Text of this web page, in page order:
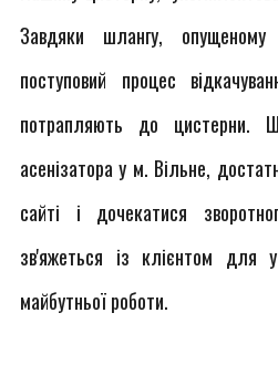
Завдяки шлангу,
поступовий процес
потрапляють до цистерни.
асенізатора у м. Вільне,
сайті і дочекатися
зв'яжеться із клієнтом для
майбутньої роботи.